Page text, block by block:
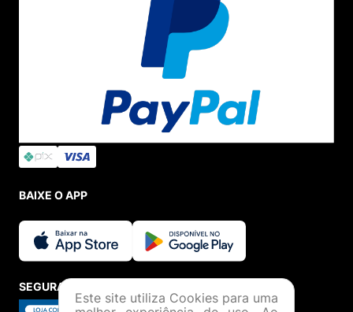
BAIXE O APP
SEGURANÇA E CREDIBILIDADE
Este site utiliza Cookies para uma